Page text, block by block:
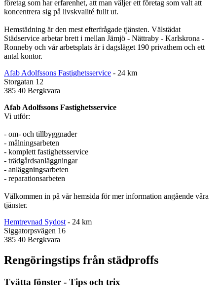
företag som har erfarenhet, att man väljer ett företag som valt att
koncentrera sig på livskvalité fullt ut.
Hemstädning är den mest efterfrågade tjänsten. Välstädat
Städservice arbetar brett i mellan Jämjö - Nättraby - Karlskrona -
Ronneby och vår arbetsplats är i dagsläget 190 privathem och ett
antal kontor.
Afab Adolfssons Fastighetsservice - 24 km
Storgatan 12
385 40 Bergkvara
Afab Adolfssons Fastighetsservice
Vi utför:
- om- och tillbyggnader
- målningsarbeten
- komplett fastighetsservice
- trädgårdsanläggningar
- anläggningsarbeten
- reparationsarbeten
Välkommen in på vår hemsida för mer information angående våra
tjänster.
Hemtrevnad Sydost - 24 km
Siggatorpsvägen 16
385 40 Bergkvara
Rengöringstips från städproffs
Tvätta fönster - Tips och trix